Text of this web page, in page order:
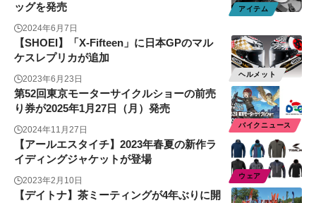
アイテム
ッグを発売
2024年6月7日
ヘルメット
【SHOEI】「X-Fifteen」に日本GPのマル
ケスレプリカが追加
2023年6月23日
バイクニュース
第52回東京モーターサイクルショーの前売
り券が2025年1月27⽇（月）発売
2024年11月27日
ウェア
【アールエスタイチ】2023年春夏の新作ラ
イディングジャケットが登場
2023年2月10日
【デイトナ】茶ミーティングが4年ぶりに開